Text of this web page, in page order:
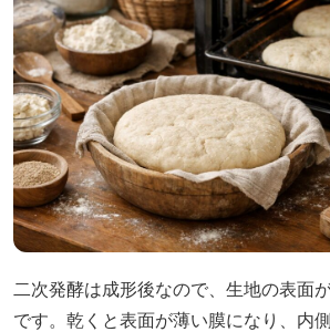
二次発酵は成形後なので、生地の表面
です。乾くと表面が薄い膜になり、内